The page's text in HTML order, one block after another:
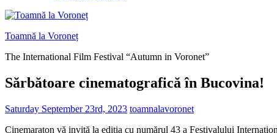
Toamnă la Voroneț
The International Film Festival “Autumn in Voronet”
Sărbătoare cinematografică în Bucovina!
Saturday September 23rd, 2023 toamnalavoronet
Cinemaraton vă invită la ediția cu numărul 43 a Festivalului